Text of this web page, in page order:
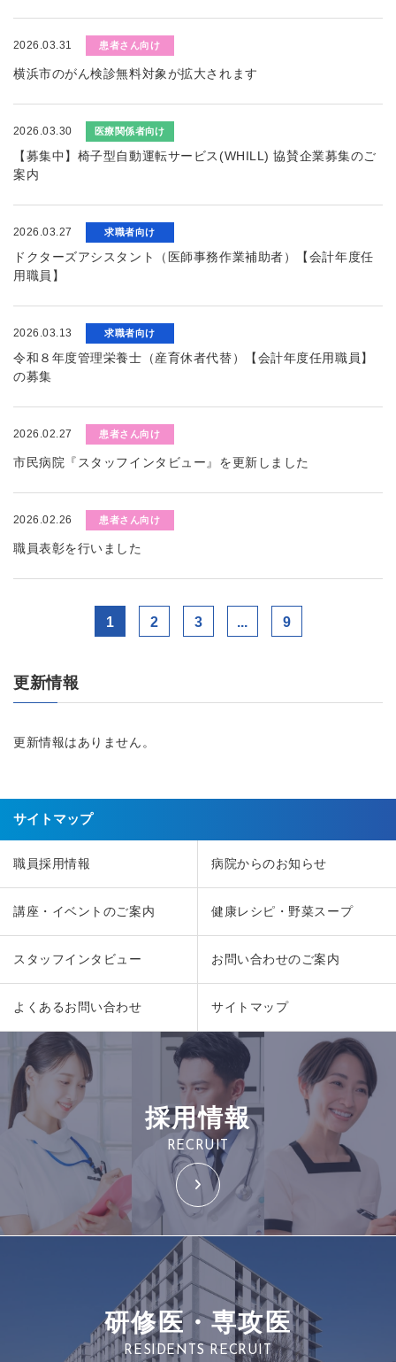
2026.03.31 患者さん向け
横浜市のがん検診無料対象が拡大されます
2026.03.30 医療関係者向け
【募集中】椅子型自動運転サービス(WHILL) 協賛企業募集のご
案内
2026.03.27 求職者向け
ドクターズアシスタント（医師事務作業補助者）【会計年度任
用職員】
2026.03.13 求職者向け
令和８年度管理栄養士（産育休者代替）【会計年度任用職員】
の募集
2026.02.27 患者さん向け
市民病院『スタッフインタビュー』を更新しました
2026.02.26 患者さん向け
職員表彰を行いました
1 2 3 ... 9
更新情報
更新情報はありません。
サイトマップ
職員採用情報 病院からのお知らせ
講座・イベントのご案内 健康レシピ・野菜スープ
スタッフインタビュー お問い合わせのご案内
よくあるお問い合わせ サイトマップ
採用情報
RECRUIT
研修医・専攻医
RESIDENTS RECRUIT